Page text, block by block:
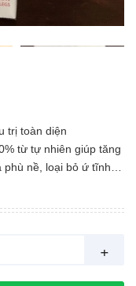
trị toàn diện
từ tự nhiên giúp tăng
phù nề, loại bỏ ứ tĩnh
ngày càng tăng cao và
+